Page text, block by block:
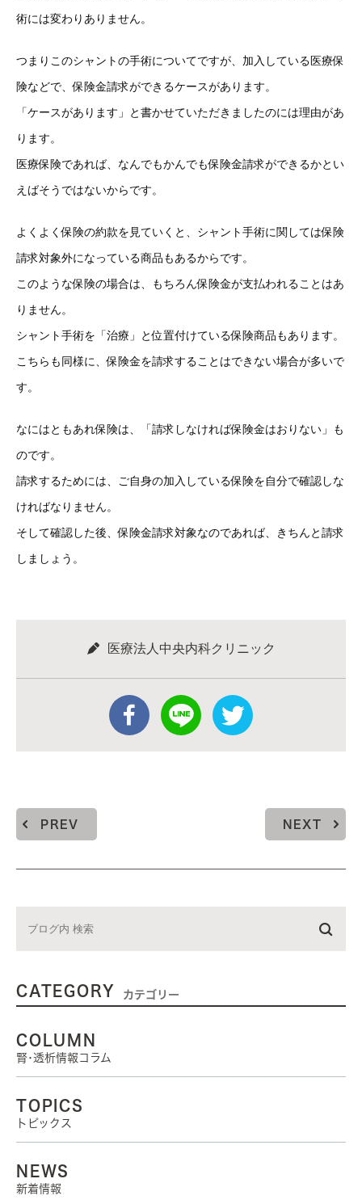
術には変わりありません。
つまりこのシャントの手術についてですが、加入している医療保
険などで、保険金請求ができるケースがあります。
「ケースがあります」と書かせていただきましたのには理由があ
ります。
医療保険であれば、なんでもかんでも保険金請求ができるかとい
えばそうではないからです。
よくよく保険の約款を見ていくと、シャント手術に関しては保険
請求対象外になっている商品もあるからです。
このような保険の場合は、もちろん保険金が支払われることはあ
りません。
シャント手術を「治療」と位置付けている保険商品もあります。
こちらも同様に、保険金を請求することはできない場合が多いで
す。
なにはともあれ保険は、「請求しなければ保険金はおりない」も
のです。
請求するためには、ご自身の加入している保険を自分で確認しな
ければなりません。
そして確認した後、保険金請求対象なのであれば、きちんと請求
しましょう。
医療法人中央内科クリニック
PREV NEXT
CATEGORY カテゴリー
COLUMN
腎･透析情報コラム
TOPICS
トピックス
NEWS
新着情報